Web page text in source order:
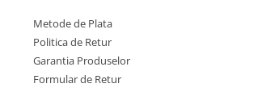
Metode de Plata
Politica de Retur
Garantia Produselor
Formular de Retur